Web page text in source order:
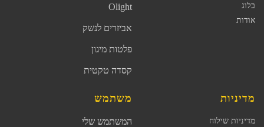
בלוג
אודות
Olight
אביזרים לנשק
פלטות מיגון
קסדה טקטית
מדיניות
מדיניות שילוח
משתמש
המשתמש שלי